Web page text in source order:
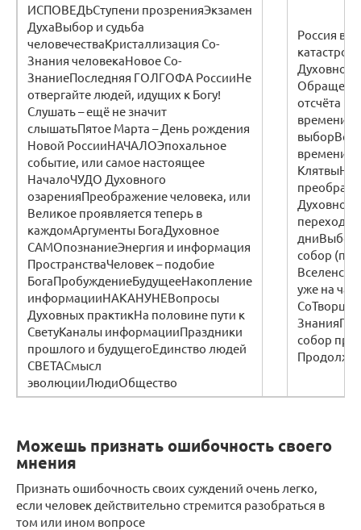
ИСПОВЕДЬСтупени прозренияЭкзамен
ДухаВыбор и судьба
человечестваКристаллизация Со-
Знания человекаНовое Со-
ЗнаниеПоследняя ГОЛГОФА РоссииНе
отвергайте людей, идущих к Богу!
Слушать – ещё не значит
слышатьПятое Марта – День рождения
Новой РоссииНАЧАЛОЭпохальное
событие, или самое настоящее
НачалоЧУДО Духовного
озаренияПреображение человека, или
Великое проявляется теперь в
каждомАргументы БогаДуховное
САМОпознаниеЭнергия и информация
ПространстваЧеловек – подобие
БогаПробуждениеБудущееНакопление
информацииНАКАНУНЕВопросы
Духовных практикНа половине пути к
СветуКаналы информацииПраздники
прошлого и будущегоЕдинство людей
СВЕТАСмысл
эволюцииЛюдиОбщество
Россия
Духовное
отсчёта
Духовное
собор
уже на
собор
Можешь признать ошибочность своего
мнения
Признать ошибочность своих суждений очень легко,
если человек действительно стремится разобраться в
том или ином вопросе